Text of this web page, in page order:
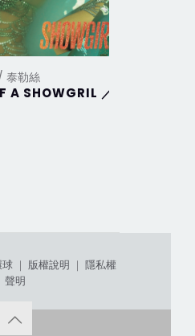
泰勒絲
A SHOWGRIL ／
｜ 版權說明 ｜ 隱私權
聲明